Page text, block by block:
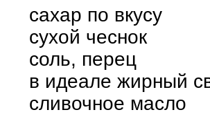
сахар по вкусу
сухой чеснок
соль, перец
в идеале жирный
сливочное масло